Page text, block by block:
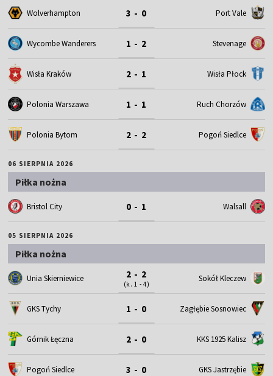
Wolverhampton 3 - 0 Port Vale
Wycombe Wanderers 1 - 2 Stevenage
Wisła Kraków 2 - 1 Wisła Płock
Polonia Warszawa 1 - 1 Ruch Chorzów
Polonia Bytom 2 - 2 Pogoń Siedlce
06 SIERPNIA 2026
Piłka nożna
Bristol City 0 - 1 Walsall
05 SIERPNIA 2026
Piłka nożna
Unia Skierniewice 2 - 2
(k. 1 - 4)
Sokół Kleczew
GKS Tychy 1 - 0 Zagłębie Sosnowiec
Górnik Łęczna 2 - 0 KKS 1925 Kalisz
Pogoń Siedlce 3 - 0 GKS Jastrzębie